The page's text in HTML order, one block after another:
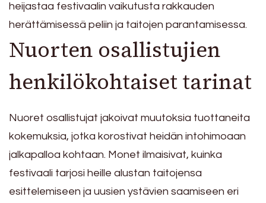
heijastaa festivaalin vaikutusta rakkauden
herättämisessä peliin ja taitojen parantamisessa.
Nuorten osallistujien
henkilökohtaiset tarinat
Nuoret osallistujat jakoivat muutoksia tuottaneita
kokemuksia, jotka korostivat heidän intohimoaan
jalkapalloa kohtaan. Monet ilmaisivat, kuinka
festivaali tarjosi heille alustan taitojensa
esittelemiseen ja uusien ystävien saamiseen eri